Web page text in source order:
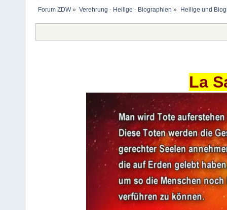
Forum ZDW» Verehrung - Heilige - Biographien » Heilige und
La